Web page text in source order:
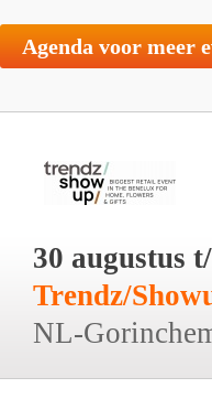
Agenda voor meer
30 augustus
Trendz/
NL-